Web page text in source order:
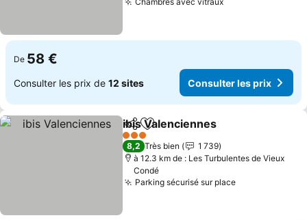
Consulter les
De 58 €
Consulter les prix de 12 sites Consulter les prix
PartagerAjouter à mes favoris
ibis Valenciennes
3 Étoiles
8,2 Très bien
1 739
à 12.3 km de : Les Turbulentes de Vieux
Condé
Parking sécurisé sur placeConsulter les